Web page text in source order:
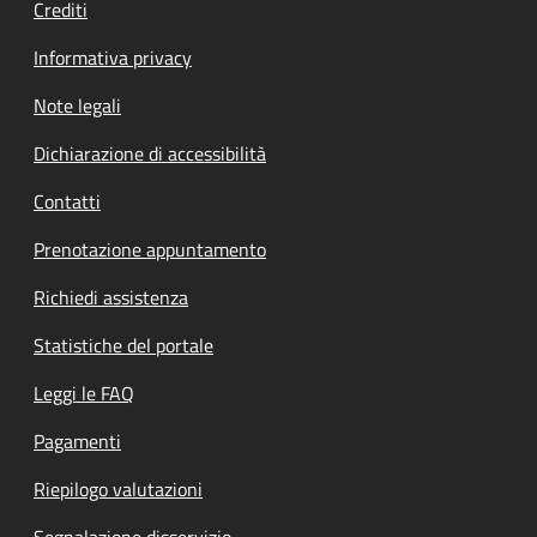
Crediti
Informativa privacy
Note legali
Dichiarazione di accessibilità
Contatti
Prenotazione appuntamento
Richiedi assistenza
Statistiche del portale
Leggi le FAQ
Pagamenti
Riepilogo valutazioni